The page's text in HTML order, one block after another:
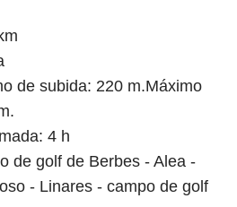
de subida: 220 m.Máximo
4 h
de golf de Berbes - Alea -
- Linares - campo de golf